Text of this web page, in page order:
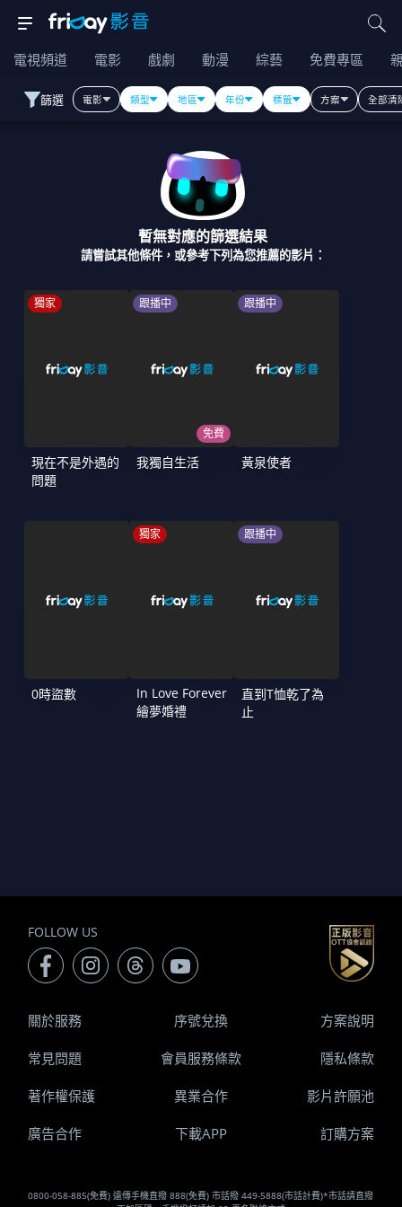
電視頻道 電影 戲劇 動漫 綜藝 免費專區
篩選 電影 類型 地區 年份 標籤 方案 全部清
暫無對應的篩選結果
請嘗試其他條件，或參考下列為您推薦的影片：
獨家
現在不是外遇的
問題
跟播中
免費
我獨自生活
跟播中
黃泉使者
0時盜數
獨家
In Love Forever
繪夢婚禮
跟播中
直到T恤乾了為
止
FOLLOW US
0800-058-885(免費) 遠傳手機直撥 888(免費) 市話撥 449-5888(市話計費)*市話請直撥
關於服務 序號兌換 方案說明
常見問題 會員服務條款 隱私條款
著作權保護 異業合作 影片許願池
廣告合作 下載APP 訂購方案